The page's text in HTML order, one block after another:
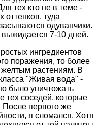
тех кто не в теме -
оттенков, туда
одуванчики.
7-10 дней.
ингредиентов
поражения, то более
растениям. В
"Живая вода" -
было уничтожать
тех соседей, которые
После первого же
я сломался. Хотя